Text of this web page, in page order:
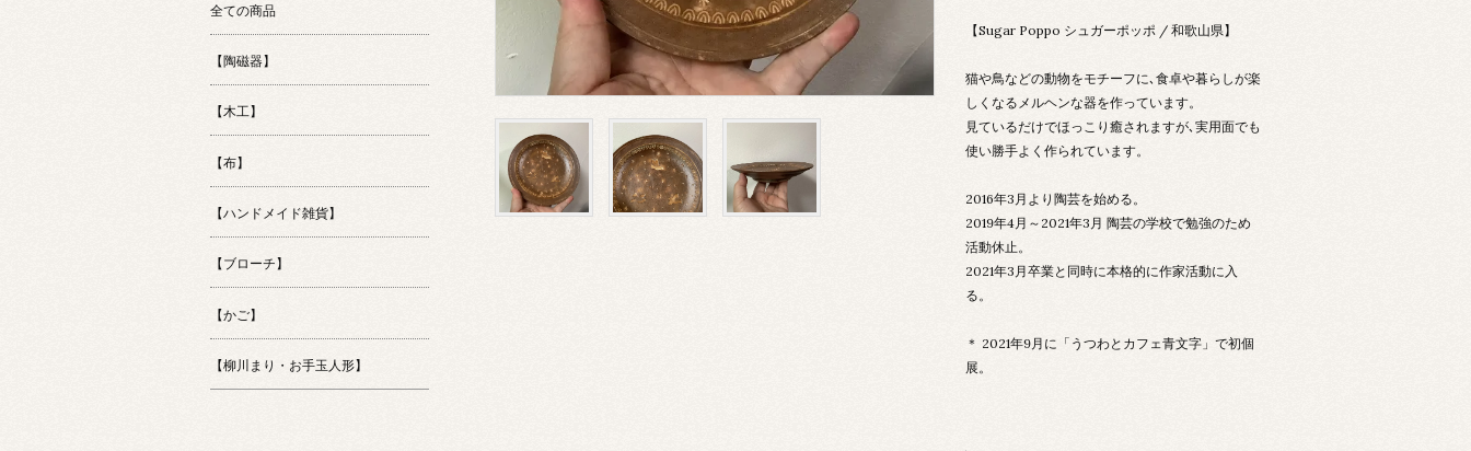
【Sugar Poppo シュガーポッポ / 和歌山県】
猫や鳥などの動物をモチーフに､食卓や暮らしが楽
しくなるメルヘンな器を作っています。
見ているだけでほっこり癒されますが､実用面でも
使い勝手よく作られています。
2016年3月より陶芸を始める。
2019年4月～2021年3月 陶芸の学校で勉強のため
活動休止。
2021年3月卒業と同時に本格的に作家活動に入
る。
＊ 2021年9月に「うつわとカフェ青文字」で初個
展。
全ての商品
【陶磁器】
【木工】
【布】
【ハンドメイド雑貨】
【ブローチ】
【かご】
【柳川まり・お手玉人形】